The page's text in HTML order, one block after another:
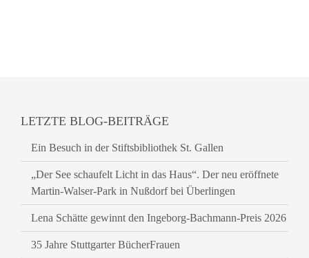
LETZTE BLOG-BEITRÄGE
Ein Besuch in der Stiftsbibliothek St. Gallen
„Der See schaufelt Licht in das Haus“. Der neu eröffnete
Martin-Walser-Park in Nußdorf bei Überlingen
Lena Schätte gewinnt den Ingeborg-Bachmann-Preis 2026
35 Jahre Stuttgarter BücherFrauen